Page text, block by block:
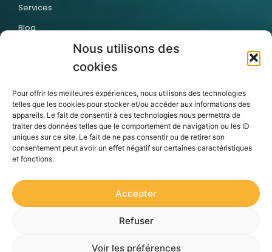
Nous utilisons des
cookies
Pour offrir les meilleures expériences, nous utilisons des technologies
telles que les cookies pour stocker et/ou accéder aux informations des
appareils. Le fait de consentir à ces technologies nous permettra de
traiter des données telles que le comportement de navigation ou les ID
uniques sur ce site. Le fait de ne pas consentir ou de retirer son
consentement peut avoir un effet négatif sur certaines caractéristiques
et fonctions.
Accepter
Refuser
Voir les préférences
Services
Blog
Articles récents
Pourquoi vos
collaborateurs
ligne — et Digital Learning
Externaliser la
choix stratégique
des leaders
francophones
Politique de Confidentialité CGU